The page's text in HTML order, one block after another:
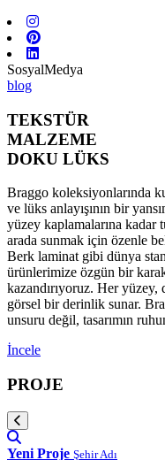
SosyalMedya
blog
TEKSTÜR
MALZEME
DOKU LÜKS
Braggo koleksiyonlarında
ve lüks anlayışının bir
yüzey kaplamalarına kadar
arada sunmak için özenle
Berk laminat gibi dünya
ürünlerimize özgün bir
kazandırıyoruz. Her
görsel bir derinlik sunar.
unsuru değil, tasarımın
İncele
PROJE
Yeni Proje Şehir Adı